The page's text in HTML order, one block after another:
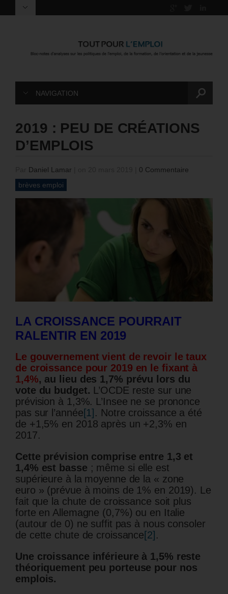
NAVIGATION
2019 : PEU DE CRÉATIONS
D’EMPLOIS
Daniel Lamar
0 Commentaire
brèves emploi
LA CROISSANCE POURRAIT
RALENTIR EN 2019
Le gouvernement vient de revoir le taux
de croissance pour 2019 en le fixant à
1,4%, au lieu des 1,7% prévu lors du
vote du budget. L’OCDE reste sur une
prévision à 1,3%. L’Insee ne se prononce
pas sur l’année[1] . Notre croissance a été
de +1,5% en 2018 après un +2,3% en
2017.
Cette prévision comprise entre 1,3 et
1,4% est basse ; même si elle est
supérieure à la moyenne de la « zone
euro » (prévue à moins de 1% en 2019). Le
fait que la chute de croissance soit plus
forte en Allemagne (0,7%) ou en Italie
(autour de 0) ne suffit pas à nous consoler
de cette chute de croissance[2] .
Une croissance inférieure à 1,5% reste
théoriquement peu porteuse pour nos
emplois.